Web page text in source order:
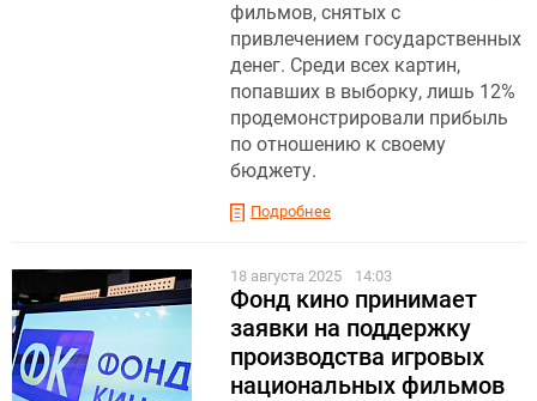
фильмов, снятых с
привлечением государственных
денег. Среди всех картин,
попавших в выборку, лишь 12%
продемонстрировали прибыль
по отношению к своему
бюджету.
Подробнее
18 августа 2025 14:03
Фонд кино принимает
заявки на поддержку
производства игровых
национальных фильмов